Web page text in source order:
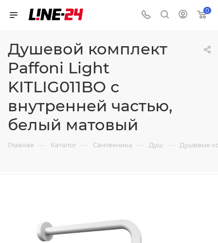
0
Душевой комплект
Paffoni Light
KITLIG011BO с
внутренней частью,
белый матовый
Главная — Каталог — Сантехника — Душ — Душевые